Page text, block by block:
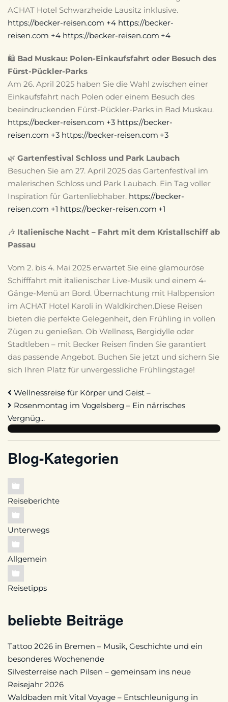
ACHAT Hotel Schwarzheide Lausitz inklusive.
https://becker-reisen.com +4 https://becker-
reisen.com +4 https://becker-reisen.com +4
🛍️ Bad Muskau: Polen-Einkaufsfahrt oder Besuch des
Fürst-Pückler-Parks
Am 26. April 2025 haben Sie die Wahl zwischen einer
Einkaufsfahrt nach Polen oder einem Besuch des
beeindruckenden Fürst-Pückler-Parks in Bad Muskau.
https://becker-reisen.com +3 https://becker-
reisen.com +3 https://becker-reisen.com +3
🌿 Gartenfestival Schloss und Park Laubach
Besuchen Sie am 27. April 2025 das Gartenfestival im
malerischen Schloss und Park Laubach. Ein Tag voller
Inspiration für Gartenliebhaber. https://becker-
reisen.com +1 https://becker-reisen.com +1
🎶 Italienische Nacht – Fahrt mit dem Kristallschiff ab
Passau
Vom 2. bis 4. Mai 2025 erwartet Sie eine glamouröse
Schifffahrt mit italienischer Live-Musik und einem 4-
Gänge-Menü an Bord. Übernachtung mit Halbpension
im ACHAT Hotel Karoli in Waldkirchen.Diese Reisen
bieten die perfekte Gelegenheit, den Frühling in vollen
Zügen zu genießen. Ob Wellness, Bergidylle oder
Stadtleben – mit Becker Reisen finden Sie garantiert
das passende Angebot. Buchen Sie jetzt und sichern Sie
sich Ihren Platz für unvergessliche Frühlingstage!
Wellnessreise für Körper und Geist –
Rosenmontag im Vogelsberg – Ein närrisches
Vergnüg...
Blog-Kategorien
Reiseberichte
Unterwegs
Allgemein
Reisetipps
beliebte Beiträge
Tattoo 2026 in Bremen – Musik, Geschichte und ein
besonderes Wochenende
Silvesterreise nach Pilsen – gemeinsam ins neue
Reisejahr 2026
Waldbaden mit Vital Voyage – Entschleunigung in